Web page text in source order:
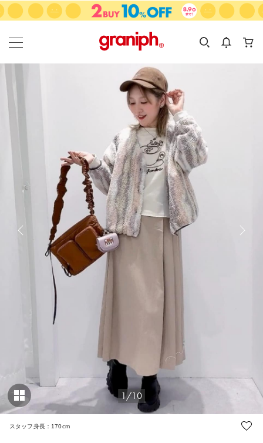
カテゴリーから探す
KIDS
カテゴリ
サイズ
1/10
スタッフ身長：170cm